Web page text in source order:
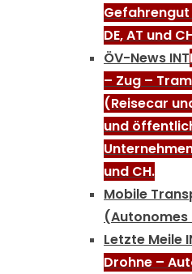
DE, AT und
ÖV-News INT
– Zug –
(Reisecar
und
und CH.
Mobile
(Autonomes
Letzte Meile
Drohne –